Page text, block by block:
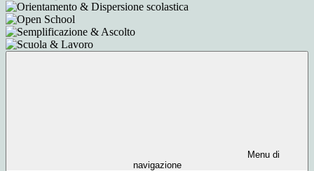
Menu di
navigazione